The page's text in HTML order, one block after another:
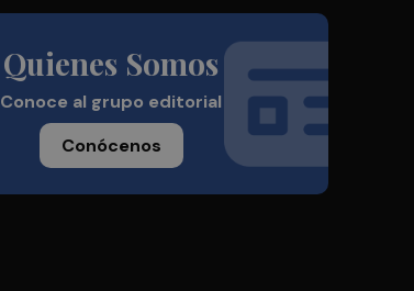
Quienes Somos
Conoce al grupo editorial
Conócenos